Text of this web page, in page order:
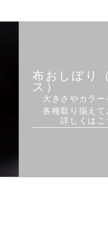
布おしぼり
ス）
大きさやカラー
各種取り揃えて
詳しくはこ